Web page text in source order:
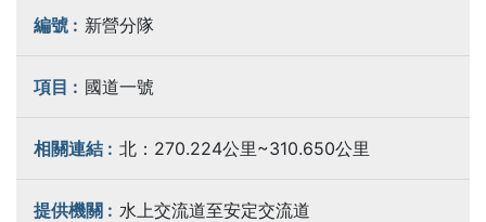
新營分隊
國道一號
北：270.224公里~310.650公里
水上交流道至安定交流道